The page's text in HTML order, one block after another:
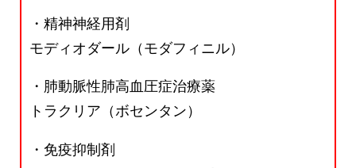
・精神神経用剤
モディオダール（モダフィニル）
・肺動脈性肺高血圧症治療薬
トラクリア（ボセンタン）
・免疫抑制剤